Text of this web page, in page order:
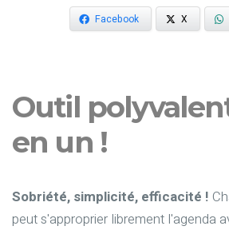
Facebook X
Outil
en un !
Sobriété, simplicité, efficacité !
peut s'approprier librement l'agenda